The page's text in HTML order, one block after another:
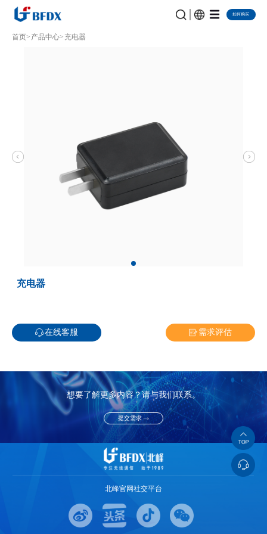
如何购买
首页 产品中心 充电器
充电器
在线客服 需求评估
想要了解更多内容？请与我们联系。
提交需求
北峰官网社交平台